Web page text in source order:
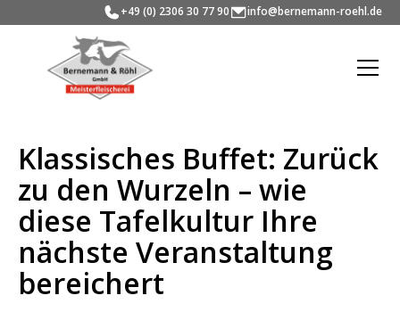
+49 (0) 2306 30 77 90 info@bernemann-roehl.de
Klassisches Buffet: Zurück
zu den Wurzeln – wie
diese Tafelkultur Ihre
nächste Veranstaltung
bereichert